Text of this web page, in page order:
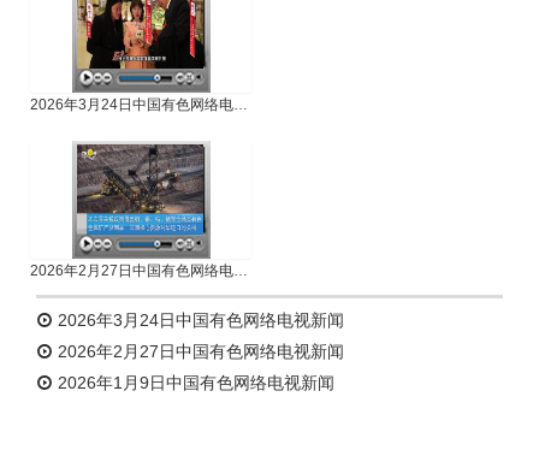
2026年3月24日中国有色网络电视新闻
2026年2月27日中国有色网络电视新闻
2026年3月24日中国有色网络电视新闻
2026年2月27日中国有色网络电视新闻
2026年1月9日中国有色网络电视新闻